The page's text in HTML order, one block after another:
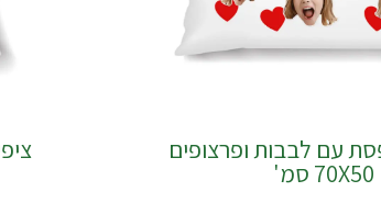
עם לבבות ופרצופים
70X50 סמ'